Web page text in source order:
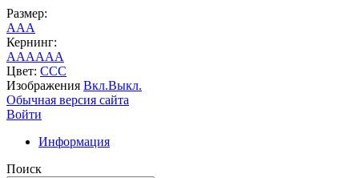
Размер:
AAA
Кернинг:
AAAAAA
Цвет: CCC
Изображения Вкл.Выкл.
Обычная версия сайта
Войти
Информация
Поиск